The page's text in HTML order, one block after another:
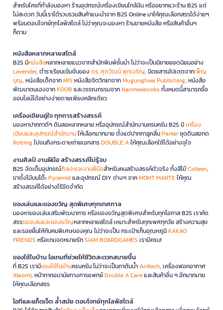
สำหรับใครที่กำลังมองหา ร้านอุปกรณ์เครื่องเขียนใกล้ฉัน หรืออยากแวะร้าน B2S แต่
ไม่สะดวก วันนี้เราได้รวบรวมสินค้าแนะนำจาก B2S Online มาให้คุณเลือกสรรได้ง่ายๆ
พร้อมตอบโจทย์ทุกไลฟ์สไตล์ ไม่ว่าคุณจะมองหา ร้านขายหนังสือ หรือสินค้าอื่นๆ
ก็ตาม
หนังสือหลากหลายสไตล์
B2S มีหนังสือหลากหลายแนวจากสำนักพิมพ์ชั้นนำ ไม่ว่าจะเป็นนิยายยอดนิยมอย่าง
Lavender, ตำราเรียนเข้มข้นของดร. ศุภวัฒน์ พุกเจริญ, นิตยสารอัปเดตจากเพ็ญ
บุญ, หนังสือเด็กจากMIS หนังสือจิตวิทยาจากMugunghwa Publishing, หนังสือ
พัฒนาตนเองจากKOOB และวรรณกรรมจากNanmeebooks ทั้งหมดนี้สามารถซื้อ
ออนไลน์ได้อย่างง่ายดายเพียงคลิกเดียว
เครื่องเขียนคู่ใจ ทุกการสร้างสรรค์
มองหาปากกาดีๆ ดินสอหลากหลาย หรืออุปกรณ์สำนักงานครบครัน B2S มีเครื่อง
เขียนและอุปกรณ์สำนักงานให้เลือกมากมาย ตั้งแต่ปากกาลูกลื่นParkerชุดดินสอกด
Rotringไปจนถึงกระดาษถ่ายเอกสารDOUBLE Aให้คุณเลือกใช้ได้อย่างจุใจ
งานศิลป์ งานฝีมือ สร้างสรรค์ไม่รู้จบ
B2S จัดเต็มอุปกรณ์ศิลปะและงานฝีมือสำหรับคนสร้างสรรค์ตัวจริง ทั้งสีไม้Colleen,
ขาตั้งไม้บนโต๊ะPyramidและอุปกรณ์ DIY ต่างๆ จากMONT MARTEให้คุณ
สร้างสรรค์ได้อย่างไร้ขีดจำกัด
ของเล่นและของขวัญ สุดพิเศษทุกเทศกาล
มองหาของเล่นเสริมพัฒนาการ หรือของขวัญสุดพิเศษสำหรับทุกโอกาส B2S เราคัด
สรรของเล่นและของขวัญหลากหลายสไตล์ เหมาะสำหรับทุกเพศทุกวัย สร้างความสุข
และรอยยิ้มให้กับคนพิเศษของคุณ ไม่ว่าจะเป็น กระเป๋าเก็บอุณหภูมิKAKAO
FRIENDS หรือเกมจดหมายรักSIAM BOARDGAMES เรามีครบ!
ของใช้ในบ้าน ไอเทมที่ช่วยให้ชีวิตสะดวกสบายขึ้น
ที่ B2S เรามีของใช้ในบ้านครบครัน ไม่ว่าจะเป็นกาต้มน้ำAnitech, เครื่องฟอกอากาศ
Xiaomi, หน้ากากอนามัยทางการแพทย์Double A Careและสินค้าอื่น ๆ อีกมากมาย
ให้คุณเลือกสรร
ไอทีและแก็ดเจ็ต ล้ำสมัย ตอบโจทย์ทุกไลฟ์สไตล์